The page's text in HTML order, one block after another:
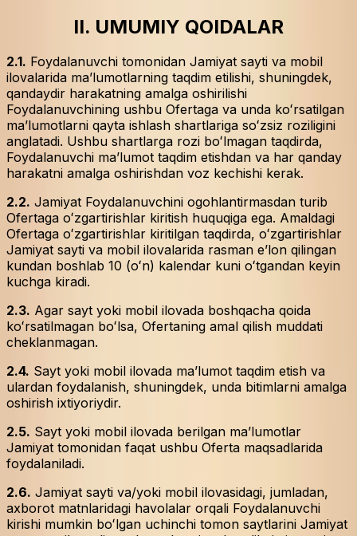
II. UMUMIY QOIDALAR
2.1. Foydalanuvchi tomonidan Jamiyat sayti va mobil
ilovalarida maʼlumotlarning taqdim etilishi, shuningdek,
qandaydir harakatning amalga oshirilishi
Foydalanuvchining ushbu Ofertaga va unda koʻrsatilgan
maʼlumotlarni qayta ishlash shartlariga soʻzsiz roziligini
anglatadi. Ushbu shartlarga rozi boʻlmagan taqdirda,
Foydalanuvchi maʼlumot taqdim etishdan va har qanday
harakatni amalga oshirishdan voz kechishi kerak.
2.2. Jamiyat Foydalanuvchini ogohlantirmasdan turib
Ofertaga oʻzgartirishlar kiritish huquqiga ega. Amaldagi
Ofertaga oʻzgartirishlar kiritilgan taqdirda, oʻzgartirishlar
Jamiyat sayti va mobil ilovalarida rasman eʼlon qilingan
kundan boshlab 10 (oʻn) kalendar kuni oʻtgandan keyin
kuchga kiradi.
2.3. Agar sayt yoki mobil ilovada boshqacha qoida
koʻrsatilmagan boʻlsa, Ofertaning amal qilish muddati
cheklanmagan.
2.4. Sayt yoki mobil ilovada maʼlumot taqdim etish va
ulardan foydalanish, shuningdek, unda bitimlarni amalga
oshirish ixtiyoriydir.
2.5. Sayt yoki mobil ilovada berilgan maʼlumotlar
Jamiyat tomonidan faqat ushbu Oferta maqsadlarida
foydalaniladi.
2.6. Jamiyat sayti va/yoki mobil ilovasidagi, jumladan,
axborot matnlaridagi havolalar orqali Foydalanuvchi
kirishi mumkin boʻlgan uchinchi tomon saytlarini Jamiyat